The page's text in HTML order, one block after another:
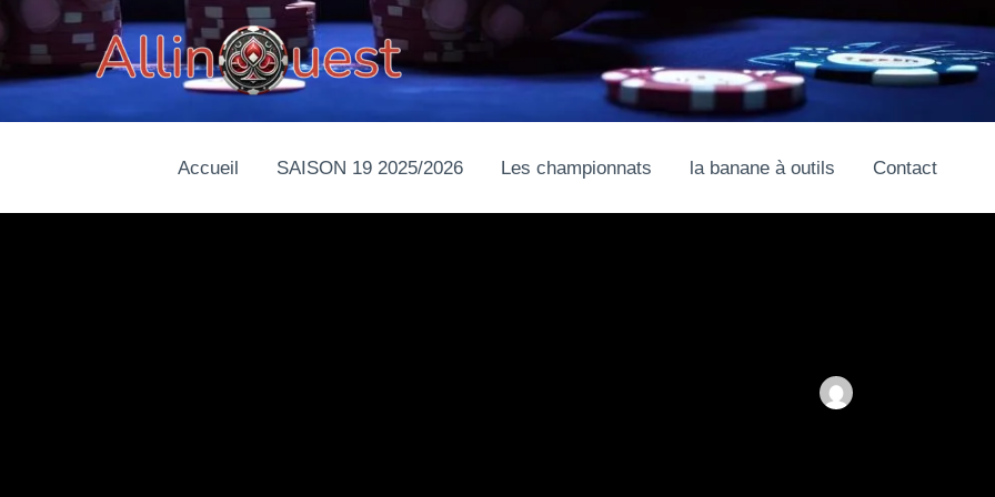
Accueil SAISON 19 2025/2026 Les championnats la banane à outils Contact